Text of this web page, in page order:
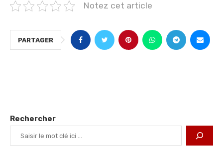
Notez cet article
PARTAGER
Rechercher